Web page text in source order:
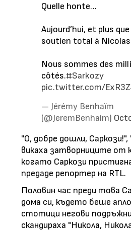
Quelle honte…
Aujourd’hui, et plus
soutien total à Nicolas
Nous sommes des
côtés.#Sarkozy
pic.twitter.com/
— Jérémy Benhaïm
(@JeremBenhaim)
"О, добре дошли,
викаха затворниците от
когато Саркози
предаде репортер на RTL.
Половин час преди това
дома си, където беше
стотици негови
скандираха "Никола,